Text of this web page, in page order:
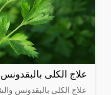
علاج الكلى
علاج الكلى بالبقدونس